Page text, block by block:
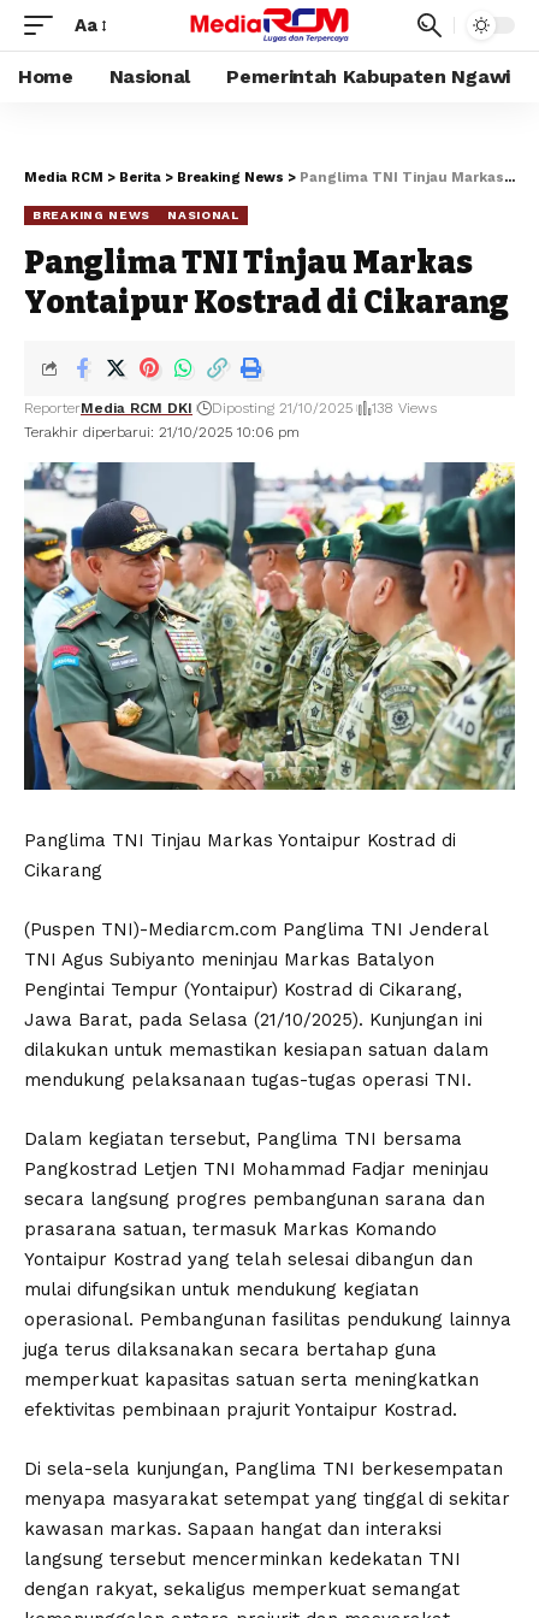
Aa
Home Nasional Pemerintah Kabupaten Ngawi
Media RCM > Berita > Breaking News > Panglima TNI Tinjau Markas Yontaipur Kostrad di Cikarang
BREAKING NEWS NASIONAL
Panglima TNI Tinjau Markas
Yontaipur Kostrad di Cikarang
Terakhir diperbarui: 21/10/2025 10:06 pm
ReporterMedia RCM DKI Diposting 21/10/2025 138 Views
Panglima TNI Tinjau Markas Yontaipur Kostrad di
Cikarang
(Puspen TNI)-Mediarcm.com Panglima TNI Jenderal
TNI Agus Subiyanto meninjau Markas Batalyon
Pengintai Tempur (Yontaipur) Kostrad di Cikarang,
Jawa Barat, pada Selasa (21/10/2025). Kunjungan ini
dilakukan untuk memastikan kesiapan satuan dalam
mendukung pelaksanaan tugas-tugas operasi TNI.
Dalam kegiatan tersebut, Panglima TNI bersama
Pangkostrad Letjen TNI Mohammad Fadjar meninjau
secara langsung progres pembangunan sarana dan
prasarana satuan, termasuk Markas Komando
Yontaipur Kostrad yang telah selesai dibangun dan
mulai difungsikan untuk mendukung kegiatan
operasional. Pembangunan fasilitas pendukung lainnya
juga terus dilaksanakan secara bertahap guna
memperkuat kapasitas satuan serta meningkatkan
efektivitas pembinaan prajurit Yontaipur Kostrad.
Di sela-sela kunjungan, Panglima TNI berkesempatan
menyapa masyarakat setempat yang tinggal di sekitar
kawasan markas. Sapaan hangat dan interaksi
langsung tersebut mencerminkan kedekatan TNI
dengan rakyat, sekaligus memperkuat semangat